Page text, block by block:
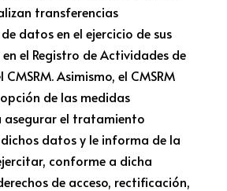
transferencias
datos en el ejercicio de sus
el Registro de Actividades de
Asimismo, el CMSRM
de las medidas
asegurar el tratamiento
datos y le informa de la
conforme a dicha
de acceso, rectificación,